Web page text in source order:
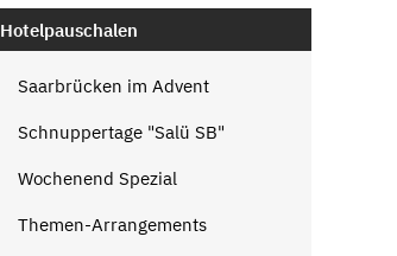
Hotelpauschalen
Saarbrücken im Advent
Schnuppertage "Salü SB"
Wochenend Spezial
Themen-Arrangements